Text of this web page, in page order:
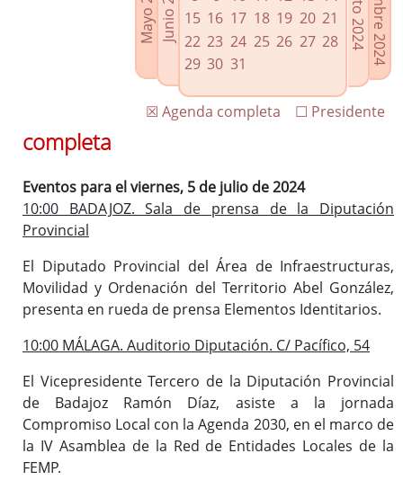
Agenda de Presidencia
Plenos provinciales y Juntas de gobierno
Oficina de Proyectos Europeos
15 16 17 18 19 20 21
22 23 24 25 26 27 28
29 30 31
☐ Presidente
☒ Agenda completa
completa
Eventos para el viernes, 5 de julio de 2024
10:00 BADAJOZ. Sala de prensa de la Diputación
Provincial
El Diputado Provincial del Área de Infraestructuras,
Movilidad y Ordenación del Territorio Abel González,
presenta en rueda de prensa Elementos Identitarios.
10:00 MÁLAGA. Auditorio Diputación. C/ Pacífico, 54
El Vicepresidente Tercero de la Diputación Provincial
de Badajoz Ramón Díaz, asiste a la jornada
Compromiso Local con la Agenda 2030, en el marco de
la IV Asamblea de la Red de Entidades Locales de la
FEMP.